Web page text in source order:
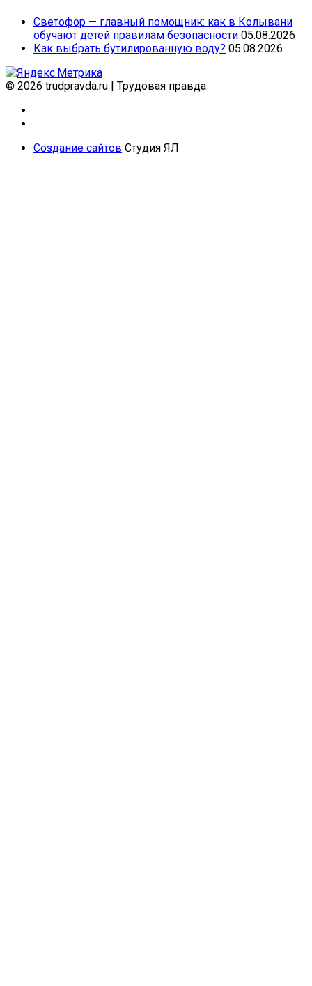
Светофор — главный помощник: как в Колывани
обучают детей правилам безопасности 05.08.2026
Как выбрать бутилированную воду? 05.08.2026
© 2026 trudpravda.ru | Трудовая правда
Создание сайтов Студия ЯЛ